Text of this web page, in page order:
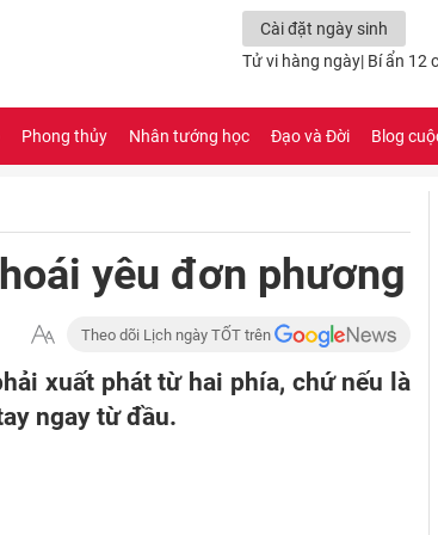
Cài đặt ngày sinh
Tử vi hàng ngày| Bí ẩn 12
Phong thủy Nhân tướng học Đạo và Đời Blog
yêu đơn phương
Theo dõi Lịch ngày TỐT trên
xuất phát từ hai phía, chứ nếu là
ngay từ đầu.